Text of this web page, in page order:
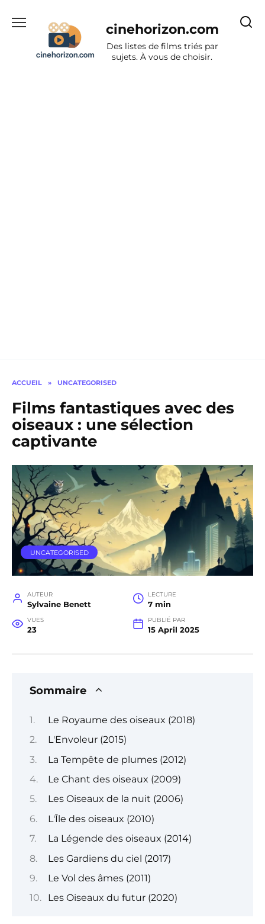
cinehorizon.com
Des listes de films triés par
sujets. À vous de choisir.
ACCUEIL » UNCATEGORISED
Films fantastiques avec des
oiseaux : une sélection
captivante
UNCATEGORISED
AUTEUR
Sylvaine Benett
LECTURE
7 min
VUES
23
PUBLIÉ PAR
15 April 2025
Sommaire
Le Royaume des oiseaux (2018)
L'Envoleur (2015)
La Tempête de plumes (2012)
Le Chant des oiseaux (2009)
Les Oiseaux de la nuit (2006)
L'Île des oiseaux (2010)
La Légende des oiseaux (2014)
Les Gardiens du ciel (2017)
Le Vol des âmes (2011)
Les Oiseaux du futur (2020)